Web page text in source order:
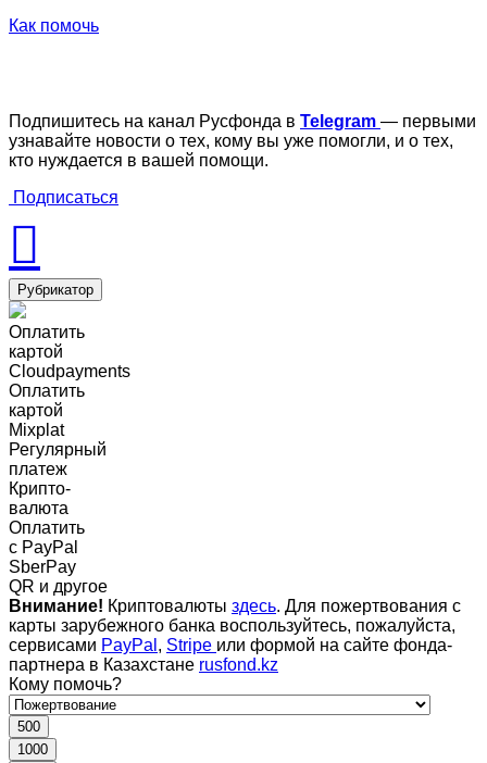
Как помочь
Подпишитесь на канал Русфонда в Telegram — первыми
узнавайте новости о тех, кому вы уже помогли, и о тех,
кто нуждается в вашей помощи.
Подписаться
Рубрикатор
Оплатить
картой
Cloudpayments
Оплатить
картой
Mixplat
Регулярный
платеж
Крипто-
валюта
Оплатить
c PayPal
SberPay
QR и другое
Внимание! Криптовалюты здесь. Для пожертвования с
карты зарубежного банка воспользуйтесь, пожалуйста,
сервисами PayPal , Stripe или формой на сайте фонда-
партнера в Казахстане rusfond.kz
Кому помочь?
500
1000